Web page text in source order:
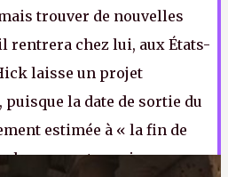
trouver de nouvelles
rentrera chez lui, aux États-
laisse un projet
la date de sortie du
estimée à « la fin de
aussi